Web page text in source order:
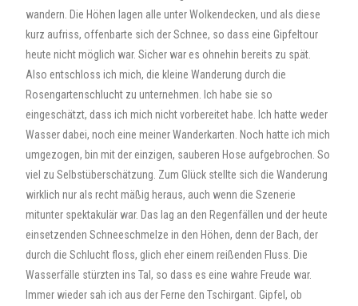
wandern. Die Höhen lagen alle unter Wolkendecken, und als diese
kurz aufriss, offenbarte sich der Schnee, so dass eine Gipfeltour
heute nicht möglich war. Sicher war es ohnehin bereits zu spät.
Also entschloss ich mich, die kleine Wanderung durch die
Rosengartenschlucht zu unternehmen. Ich habe sie so
eingeschätzt, dass ich mich nicht vorbereitet habe. Ich hatte weder
Wasser dabei, noch eine meiner Wanderkarten. Noch hatte ich mich
umgezogen, bin mit der einzigen, sauberen Hose aufgebrochen. So
viel zu Selbstüberschätzung. Zum Glück stellte sich die Wanderung
wirklich nur als recht mäßig heraus, auch wenn die Szenerie
mitunter spektakulär war. Das lag an den Regenfällen und der heute
einsetzenden Schneeschmelze in den Höhen, denn der Bach, der
durch die Schlucht floss, glich eher einem reißenden Fluss. Die
Wasserfälle stürzten ins Tal, so dass es eine wahre Freude war.
Immer wieder sah ich aus der Ferne den Tschirgant. Gipfel, ob